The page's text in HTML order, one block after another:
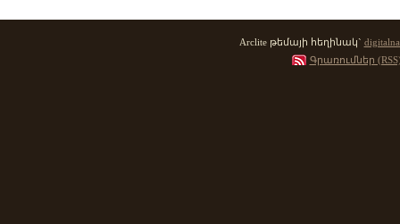
Arclite թեմայի հեղինակ`
Գրառումներ